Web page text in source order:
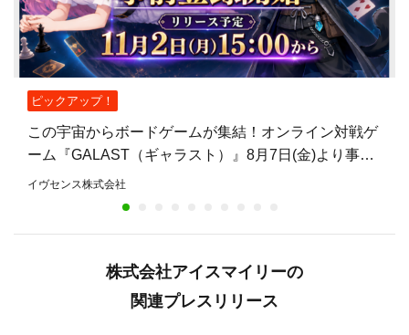
ピックアップ！
この宇宙からボードゲームが集結！オンライン対戦ゲ
ーム『GALAST（ギャラスト）』8月7日(金)より事前
登録開始！
イヴセンス株式会社
株式会社アイスマイリーの
関連プレスリリース